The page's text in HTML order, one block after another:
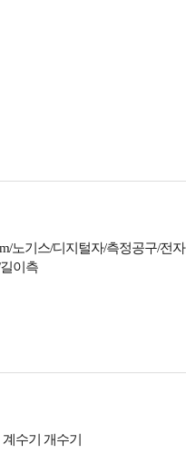
노기스/디지털자/측정공구/전자
이측
수기 개수기